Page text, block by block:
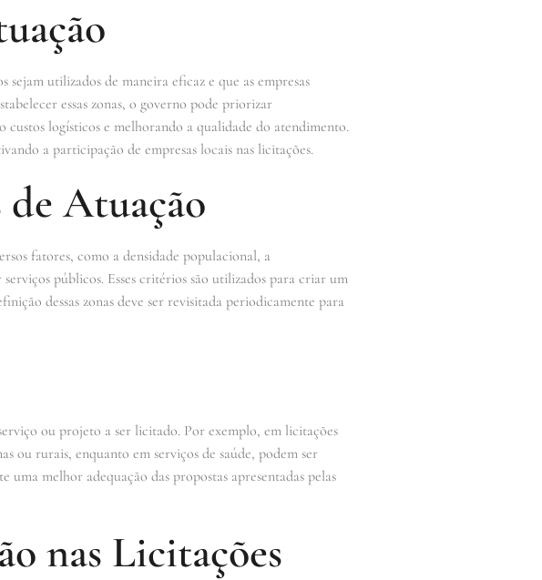
utilizados de maneira eficaz e que as empresas
essas zonas, o governo pode priorizar
custos logísticos e melhorando a qualidade do atendimento.
a participação de empresas locais nas licitações.
de Atuação
fatores, como a densidade populacional, a
públicos. Esses critérios são utilizados para criar um
dessas zonas deve ser revisitada periodicamente para
ou projeto a ser licitado. Por exemplo, em licitações
ou rurais, enquanto em serviços de saúde, podem ser
melhor adequação das propostas apresentadas pelas
nas Licitações